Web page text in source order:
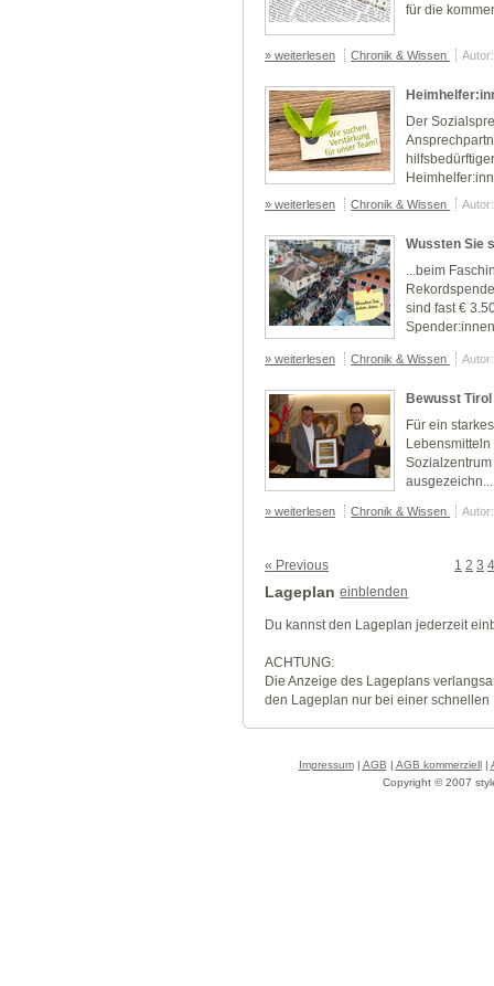
für die
» weiterlesen Chronik & Wissen
Der
» weiterlesen Chronik & Wissen
Wussten Sie
...beim
sind fast €
» weiterlesen Chronik & Wissen
Bewusst
Für ein
ausgezeichn...
» weiterlesen Chronik & Wissen
« Previous 1 2 3 4
Lageplan einblenden
Du kannst den Lageplan jederzeit
ACHTUNG:
Die Anzeige des Lageplans
den Lageplan nur bei einer
Impressum| AGB | AGB kommerziell|
Copyright © 2007